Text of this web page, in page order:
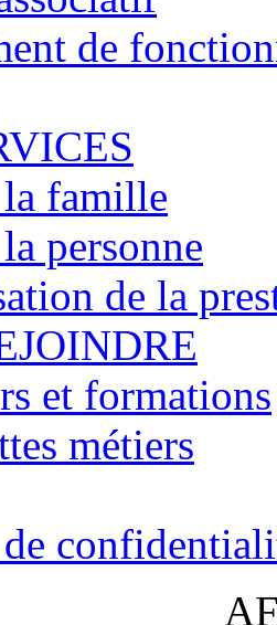
de
famille
personne
de la
et formations
métiers